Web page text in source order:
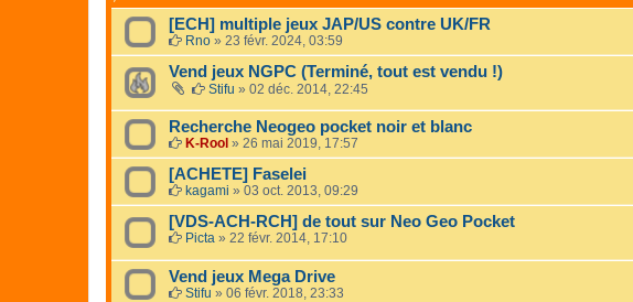
[ECH] multiple jeux JAP/US contre UK/FR
Rno » 23 févr. 2024, 03:59
Vend jeux NGPC (Terminé, tout est vendu !)
Stifu » 02 déc. 2014, 22:45
Recherche Neogeo pocket noir et blanc
K-Rool » 26 mai 2019, 17:57
[ACHETE] Faselei
kagami » 03 oct. 2013, 09:29
[VDS-ACH-RCH] de tout sur Neo Geo Pocket
Picta » 22 févr. 2014, 17:10
Vend jeux Mega Drive
Stifu » 06 févr. 2018, 23:33